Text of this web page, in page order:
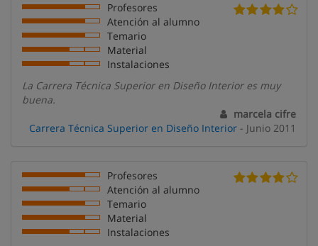
Profesores
Atención al alumno
Temario
Material
Instalaciones
La Carrera Técnica Superior en Diseño Interior es muy
buena.
marcela cifre
Carrera Técnica Superior en Diseño Interior - Junio 2011
Profesores
Atención al alumno
Temario
Material
Instalaciones